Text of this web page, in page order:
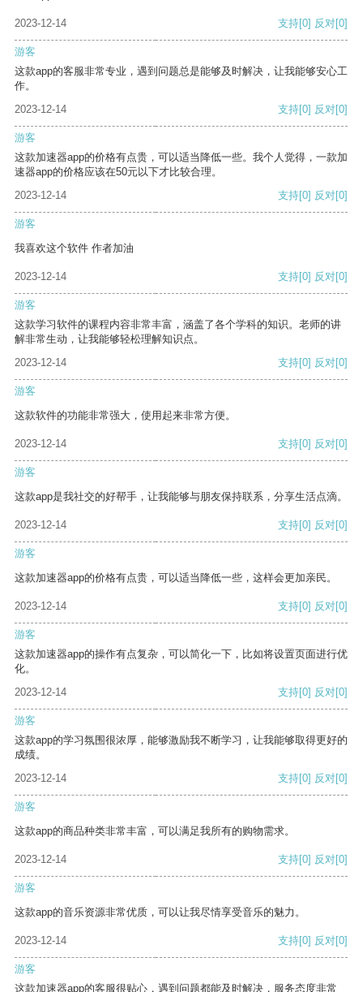
2023-12-14 支持[0] 反对[0]
游客
这款app的客服非常专业，遇到问题总是能够及时解决，让我能够安心工
作。
2023-12-14
支持[0] 反对[0]
游客
这款加速器app的价格有点贵，可以适当降低一些。我个人觉得，一款加
速器app的价格应该在50元以下才比较合理。
2023-12-14
支持[0] 反对[0]
游客
我喜欢这个软件 作者加油
2023-12-14 支持[0] 反对[0]
游客
这款学习软件的课程内容非常丰富，涵盖了各个学科的知识。老师的讲
解非常生动，让我能够轻松理解知识点。
2023-12-14
支持[0] 反对[0]
游客
这款软件的功能非常强大，使用起来非常方便。
2023-12-14 支持[0] 反对[0]
游客
这款app是我社交的好帮手，让我能够与朋友保持联系，分享生活点滴。
2023-12-14 支持[0] 反对[0]
游客
这款加速器app的价格有点贵，可以适当降低一些，这样会更加亲民。
2023-12-14 支持[0] 反对[0]
游客
这款加速器app的操作有点复杂，可以简化一下，比如将设置页面进行优
化。
2023-12-14
支持[0] 反对[0]
游客
这款app的学习氛围很浓厚，能够激励我不断学习，让我能够取得更好的
成绩。
2023-12-14
支持[0] 反对[0]
游客
这款app的商品种类非常丰富，可以满足我所有的购物需求。
2023-12-14 支持[0] 反对[0]
游客
这款app的音乐资源非常优质，可以让我尽情享受音乐的魅力。
2023-12-14 支持[0] 反对[0]
游客
这款加速器app的客服很贴心，遇到问题都能及时解决，服务态度非常